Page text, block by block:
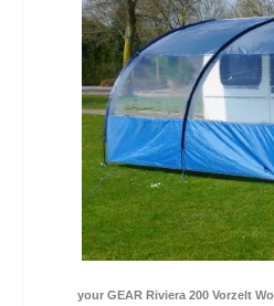
your GEAR Riviera 200 Vorzelt